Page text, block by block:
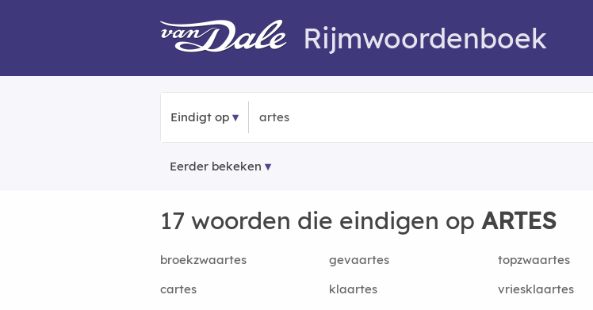
Rijmwoordenboek
Eindigt op
Eerder bekeken
17 woorden die eindigen op ARTES
broekzwaartes gevaartes
topzwaartes
cartes
klaartes
vriesklaartes